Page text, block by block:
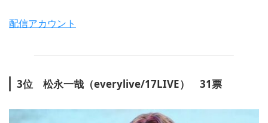
配信アカウント
3位 松永一哉（everylive/17LIVE） 31票